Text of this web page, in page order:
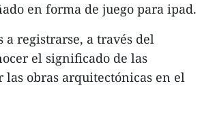
en forma de juego para ipad.
a registrarse, a través del
el significado de las
obras arquitectónicas en el